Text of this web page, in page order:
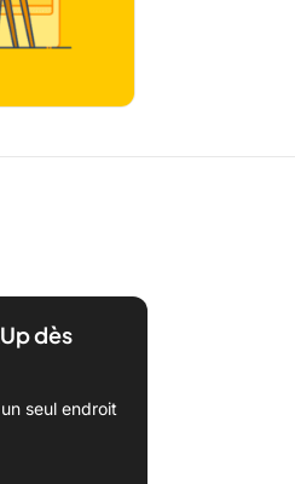
dès
seul endroit